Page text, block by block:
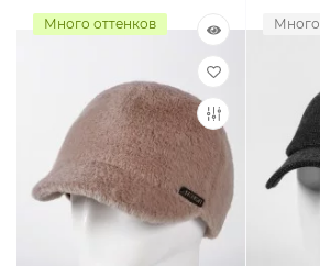
Много оттенков Много